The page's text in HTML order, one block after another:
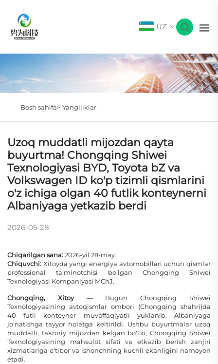
UZ
Bosh sahifa> Yangiliklar
Uzoq muddatli mijozdan qayta
buyurtma! Chongqing Shiwei
Texnologiyasi BYD, Toyota bZ va
Volkswagen ID ko'p tizimli qismlarini
o'z ichiga olgan 40 futlik konteynerni
Albaniyaga yetkazib berdi
2026-05-28
Chiqarilgan sana:2026-yil 28-may
Chiquvchi: Xitoyda yangi energiya avtomobillari uchun qismlar
professional ta'minotchisi bo'lgan Chongqing Shiwei
Texnologiyasi Kompaniyasi MChJ.
Chongqing, Xitoy — Bugun Chongqing Shiwei
Texnologiyasining avtoqismlar ombori (Chongqing shahri)da
40 futli konteyner muvaffaqiyatli yuklanib, Albaniyaga
jo'natishga tayyor holatga keltirildi. Ushbu buyurtmalar uzoq
muddatli, takroriy mijozdan kelgan bo'lib, Chongqing Shiwei
Texnologiyasining mahsulot sifati va etkazib berish zanjiri
xizmatlariga e'tibor va ishonchning kuchli ekanligini namoyon
etadi.